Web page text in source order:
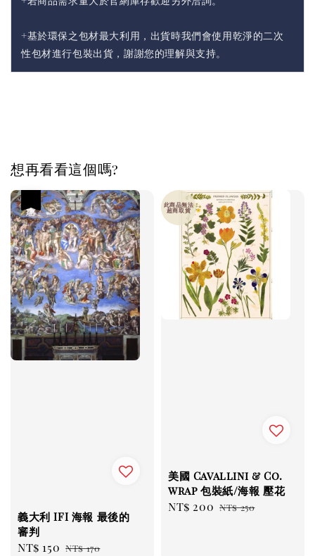
+基於環保之包材最大利用，出貨時我們會使用乾淨的二次
性包材進行包裝出貨，謝謝您的理解與支持。
想再看看這個嗎?
義大利 IFI 海報 最後的
審判
Sale
NT$ 150 Regular
NT$ 170
此商品無法
超商取貨
美國 Cavallini & Co.
wrap 包裝紙/海報 壓花
Sale
NT$ 200 Regular
NT$ 250